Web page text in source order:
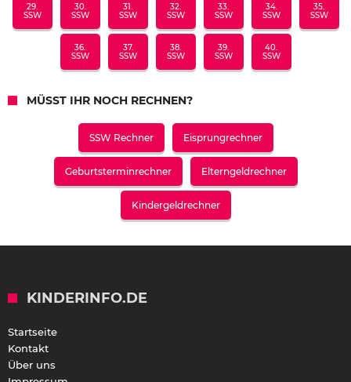
29.
SSW
30.
SSW
31.
SSW
32.
SSW
33.
SSW
34.
SSW
35.
SSW
36.
SSW
37.
SSW
38.
SSW
39.
SSW
40.
SSW
MÜSST IHR NOCH RECHNEN?
SSW Rechner Eisprungrechner
Geburtsterminrechner Elterngeldrechner
Kindergeldrechner
KINDERINFO.DE
Startseite
Kontakt
Über uns